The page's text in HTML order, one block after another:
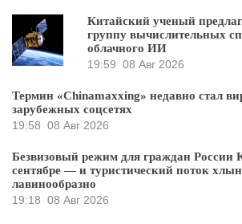
Китайский ученый
группу вычислительных
облачного ИИ
19:59 08 Авг 2026
Термин «Chinamaxxing» недавно стал
зарубежных соцсетях
19:58 08 Авг 2026
Безвизовый режим для граждан России
сентябре — и туристический поток
лавинообразно
19:18 08 Авг 2026